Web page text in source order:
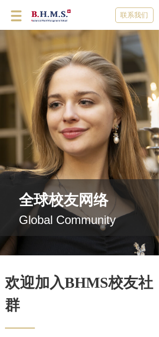
全球校友网络
Global Community
欢迎加入BHMS校友社
群
——
联系我们